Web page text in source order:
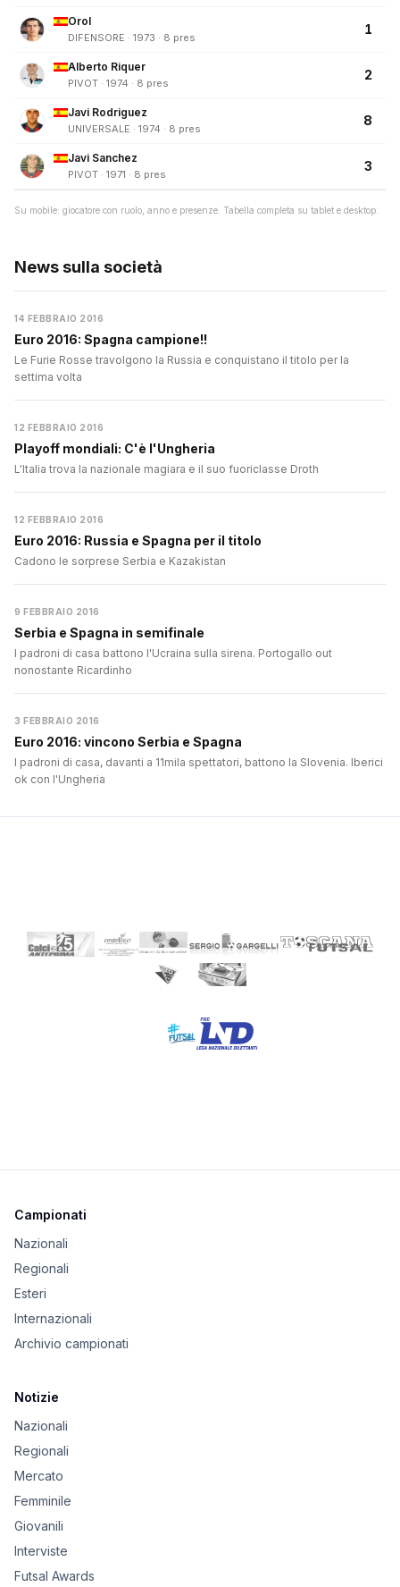
Orol
DIFENSORE · 1973 · 8 pres
1
Alberto Riquer
PIVOT · 1974 · 8 pres
2
Javi Rodriguez
UNIVERSALE · 1974 · 8 pres
8
Javi Sanchez
PIVOT · 1971 · 8 pres
3
Su mobile: giocatore con ruolo, anno e presenze. Tabella completa su tablet e desktop.
News sulla società
14 FEBBRAIO 2016
Euro 2016: Spagna campione!!
Le Furie Rosse travolgono la Russia e conquistano il titolo per la
settima volta
12 FEBBRAIO 2016
Playoff mondiali: C'è l'Ungheria
L'Italia trova la nazionale magiara e il suo fuoriclasse Droth
12 FEBBRAIO 2016
Euro 2016: Russia e Spagna per il titolo
Cadono le sorprese Serbia e Kazakistan
9 FEBBRAIO 2016
Serbia e Spagna in semifinale
I padroni di casa battono l'Ucraina sulla sirena. Portogallo out
nonostante Ricardinho
3 FEBBRAIO 2016
Euro 2016: vincono Serbia e Spagna
I padroni di casa, davanti a 11mila spettatori, battono la Slovenia. Iberici
ok con l'Ungheria
Campionati
Nazionali
Regionali
Esteri
Internazionali
Archivio campionati
Notizie
Nazionali
Regionali
Mercato
Femminile
Giovanili
Interviste
Futsal Awards